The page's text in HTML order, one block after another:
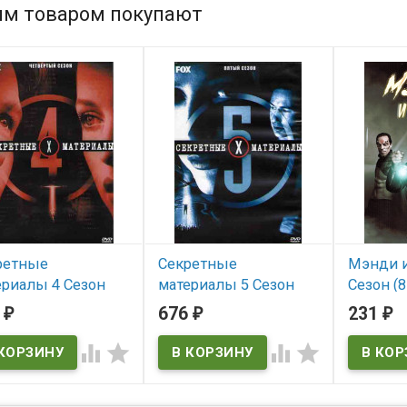
товаром покупают
4 Сезон
(4DVD) (The
₽
 
Секретные
материалы 5 Сезон
(20 серий) (3DVD) (The
676₽
 
Мэнди
Сезон
В
231 ₽